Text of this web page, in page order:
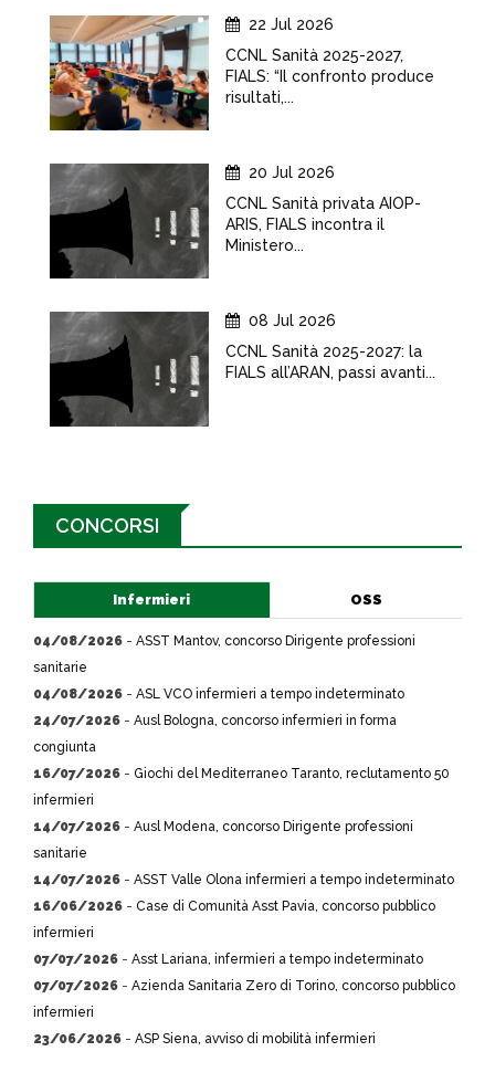
22 Jul 2026
CCNL Sanità 2025-2027,
FIALS: “Il confronto produce
risultati,...
20 Jul 2026
CCNL Sanità privata AIOP-
ARIS, FIALS incontra il
Ministero...
08 Jul 2026
CCNL Sanità 2025-2027: la
FIALS all’ARAN, passi avanti...
CONCORSI
Infermieri OSS
04/08/2026 - ASST Mantov, concorso Dirigente professioni
sanitarie
04/08/2026 - ASL VCO infermieri a tempo indeterminato
24/07/2026 - Ausl Bologna, concorso infermieri in forma
congiunta
16/07/2026 - Giochi del Mediterraneo Taranto, reclutamento 50
infermieri
14/07/2026 - Ausl Modena, concorso Dirigente professioni
sanitarie
14/07/2026 - ASST Valle Olona infermieri a tempo indeterminato
16/06/2026 - Case di Comunità Asst Pavia, concorso pubblico
infermieri
07/07/2026 - Asst Lariana, infermieri a tempo indeterminato
07/07/2026 - Azienda Sanitaria Zero di Torino, concorso pubblico
infermieri
23/06/2026 - ASP Siena, avviso di mobilità infermieri